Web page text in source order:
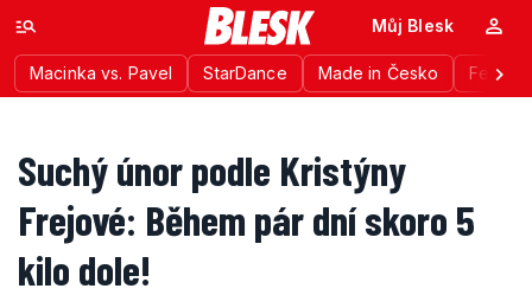
Macinka vs. Pavel StarDance Made in Česko
Můj Blesk
Suchý únor podle Kristýny
Frejové: Během pár dní skoro 5
kilo dole!